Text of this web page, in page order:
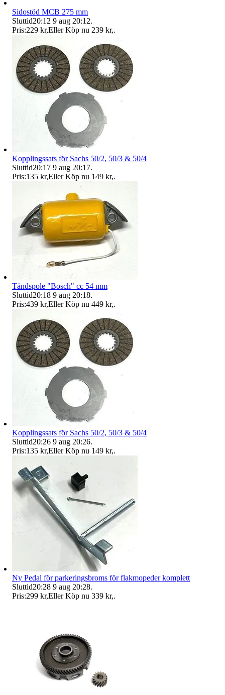
Sidostöd MCB 275 mm
Sluttid20:12 9 aug 20:12.
Pris:229 kr,Eller Köp nu 239 kr,.
Kopplingssats för Sachs 50/2, 50/3 & 50/4
Sluttid20:17 9 aug 20:17.
Pris:135 kr,Eller Köp nu 149 kr,.
Tändspole "Bosch" cc 54 mm
Sluttid20:18 9 aug 20:18.
Pris:439 kr,Eller Köp nu 449 kr,.
Kopplingssats för Sachs 50/2, 50/3 & 50/4
Sluttid20:26 9 aug 20:26.
Pris:135 kr,Eller Köp nu 149 kr,.
Ny Pedal för parkeringsbroms för flakmopeder komplett
Sluttid20:28 9 aug 20:28.
Pris:299 kr,Eller Köp nu 339 kr,.